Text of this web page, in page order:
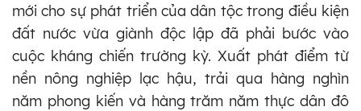
mới cho sự phát triển của dân tộc trong điều kiện
đất nước vừa giành độc lập đã phải bước vào
cuộc kháng chiến trường kỳ. Xuất phát điểm từ
nền nông nghiệp lạc hậu, trải qua hàng nghìn
năm phong kiến và hàng trăm năm thực dân đô